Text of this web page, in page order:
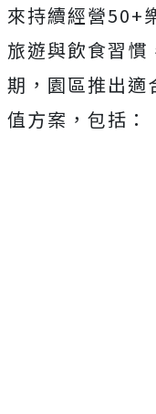
來持續經營50+
旅遊與飲食習慣
期，園區推出適
值方案，包括：